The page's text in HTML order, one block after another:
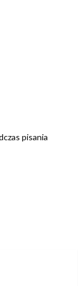
pisania